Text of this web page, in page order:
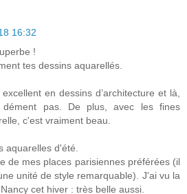
16:32
!
tes dessins aquarellés.
en dessins d’architecture et là,
pas. De plus, avec les fines
c'est vraiment beau.
aquarelles d'été.
de mes places parisiennes préférées (il
unité de style remarquable). J'ai vu la
cet hiver : très belle aussi.